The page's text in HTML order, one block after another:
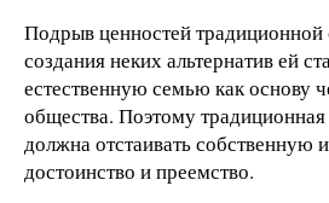
Подрыв ценностей
создания неких альтернатив ей
естественную семью как основу
общества. Поэтому
должна отстаивать собственную
достоинство и преемство.